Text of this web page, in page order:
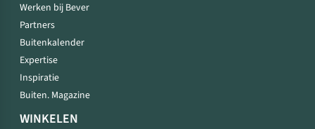
Werken bij Bever
Partners
Buitenkalender
Expertise
Inspiratie
Buiten. Magazine
WINKELEN